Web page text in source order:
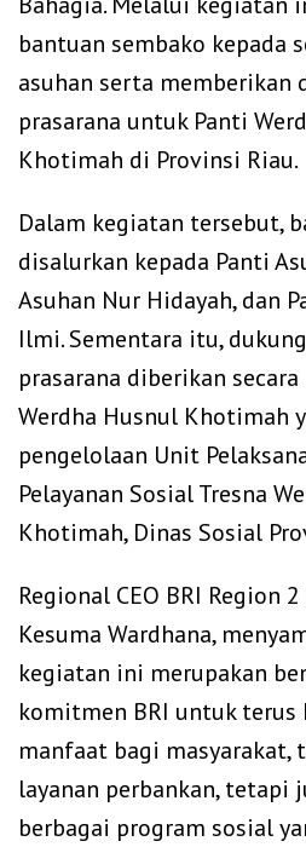
bantuan sembako kepada
asuhan serta memberikan
prasarana untuk Panti
Khotimah di Provinsi Riau.
Dalam kegiatan tersebut,
disalurkan kepada Panti
Asuhan Nur Hidayah, dan
Ilmi. Sementara itu,
prasarana diberikan
Werdha Husnul Khotimah
pengelolaan Unit
Pelayanan Sosial Tresna
Khotimah, Dinas Sosial
Regional CEO BRI Region
Kesuma Wardhana,
kegiatan ini merupakan
komitmen BRI untuk terus
manfaat bagi masyarakat,
layanan perbankan, tetapi
berbagai program sosial